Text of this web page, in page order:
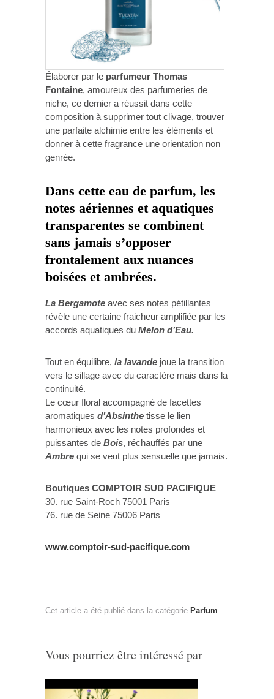
Élaborer par le parfumeur Thomas
Fontaine, amoureux des parfumeries de
niche, ce dernier a réussit dans cette
composition à supprimer tout clivage, trouver
une parfaite alchimie entre les éléments et
donner à cette fragrance une orientation non
genrée.
Dans cette eau de parfum, les
notes aériennes et aquatiques
transparentes se combinent
sans jamais s’opposer
frontalement aux nuances
boisées et ambrées.
La Bergamote avec ses notes pétillantes
révèle une certaine fraicheur amplifiée par les
accords aquatiques du Melon d’Eau.
Tout en équilibre, la lavande joue la transition
vers le sillage avec du caractère mais dans la
continuité.
Le cœur floral accompagné de facettes
aromatiques d’Absinthe tisse le lien
harmonieux avec les notes profondes et
puissantes de Bois, réchauffés par une
Ambre qui se veut plus sensuelle que jamais.
Boutiques COMPTOIR SUD PACIFIQUE
30. rue Saint-Roch 75001 Paris
76. rue de Seine 75006 Paris
www.comptoir-sud-pacifique.com
Cet article a été publié dans la catégorie Parfum
Vous pourriez être intéressé par